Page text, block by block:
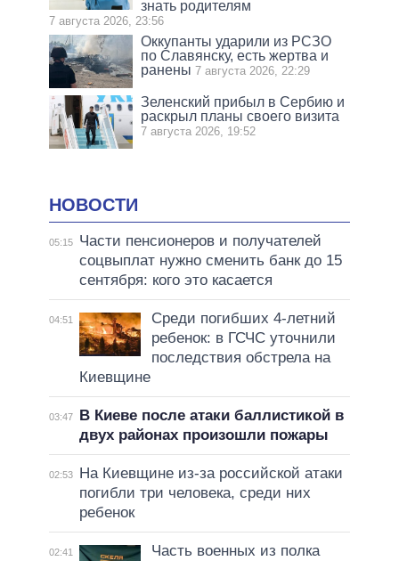
знать родителям
7 августа 2026, 23:56
Оккупанты ударили из РСЗО
по Славянску, есть жертва и
ранены 7 августа 2026, 22:29
Зеленский прибыл в Сербию и
раскрыл планы своего визита
7 августа 2026, 19:52
НОВОСТИ
05:15
Части пенсионеров и получателей
соцвыплат нужно сменить банк до 15
сентября: кого это касается
04:51
Среди погибших 4-летний
ребенок: в ГСЧС уточнили
последствия обстрела на
Киевщине
03:47
В Киеве после атаки баллистикой в
двух районах произошли пожары
02:53
На Киевщине из-за российской атаки
погибли три человека, среди них
ребенок
02:41
Часть военных из полка